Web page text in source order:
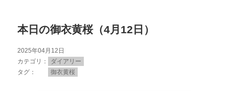
コ
ン
ン
テ
本日の御衣黄桜（4月12日）
2025年04月12日
カテゴリ
ダイアリー
タグ
御衣黄桜